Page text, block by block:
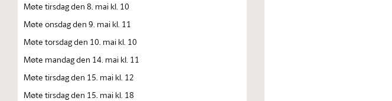
Møte tirsdag den 8. mai kl. 10
Møte onsdag den 9. mai kl. 11
Møte torsdag den 10. mai kl. 10
Møte mandag den 14. mai kl. 11
Møte tirsdag den 15. mai kl. 12
Møte tirsdag den 15. mai kl. 18